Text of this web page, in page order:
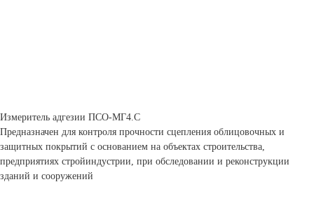
Измеритель адгезии ПСО-МГ4.С
Предназначен для контроля прочности сцепления облицовочных и
защитных покрытий с основанием на объектах строительства,
предприятиях стройиндустрии, при обследовании и реконструкции
зданий и сооружений